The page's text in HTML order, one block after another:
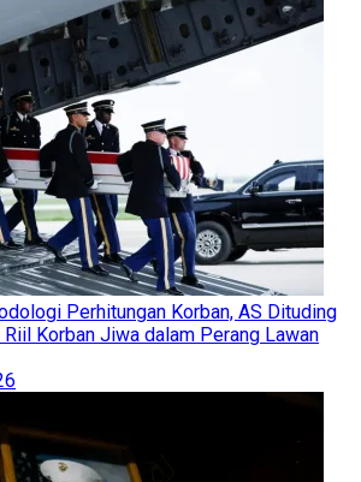
Perhitungan Korban, AS Dituding
Korban Jiwa dalam Perang Lawan